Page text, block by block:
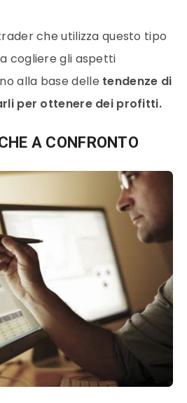
che utilizza questo tipo
cogliere gli aspetti
alla base delle tendenze di
per ottenere dei profitti.
A CONFRONTO